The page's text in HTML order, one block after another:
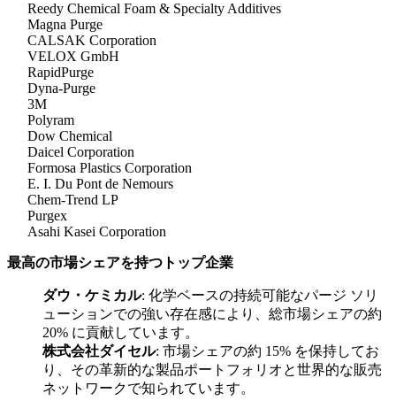
Reedy Chemical Foam & Specialty Additives
Magna Purge
CALSAK Corporation
VELOX GmbH
RapidPurge
Dyna-Purge
3M
Polyram
Dow Chemical
Daicel Corporation
Formosa Plastics Corporation
E. I. Du Pont de Nemours
Chem-Trend LP
Purgex
Asahi Kasei Corporation
最高の市場シェアを持つトップ企業
ダウ・ケミカル: 化学ベースの持続可能なパージ ソリ
ューションでの強い存在感により、総市場シェアの約
20% に貢献しています。
株式会社ダイセル: 市場シェアの約 15% を保持してお
り、その革新的な製品ポートフォリオと世界的な販売
ネットワークで知られています。